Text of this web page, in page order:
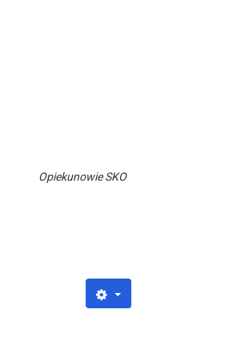
Opiekunowie SKO